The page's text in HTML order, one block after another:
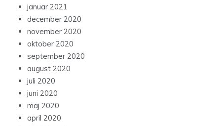
januar 2021
december 2020
november 2020
oktober 2020
september 2020
august 2020
juli 2020
juni 2020
maj 2020
april 2020